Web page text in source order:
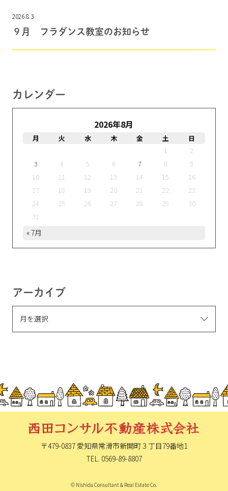
2026.8.3
９月 フラダンス教室のお知らせ
カレンダー
2026年8月
月 火 水 木 金 土
日
1
2
3
4 5 6 7 8
9
10
11 12 13 14 15
16
17
18 19 20 21 22
23
24
25 26 27 28 29
30
31
« 7月
アーカイブ
〒479-0837 愛知県常滑市新開町３丁目79番地1
TEL. 0569-89-8807
© Nishida Consultant & Real Estate Co.